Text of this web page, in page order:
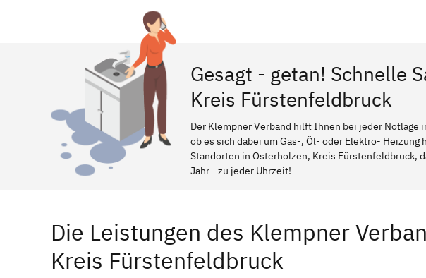
Gesagt - getan! Schnelle
Kreis Fürstenfeldbruck
Der Klempner Verband hilft Ihnen bei jeder Notlage
ob es sich dabei um Gas-, Öl- oder Elektro-
Standorten in Osterholzen, Kreis Fürstenfeldbruck,
Jahr - zu jeder Uhrzeit!
Die Leistungen des Klempner
Kreis Fürstenfeldbruck